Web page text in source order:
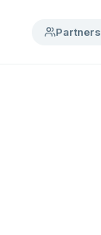
Partners